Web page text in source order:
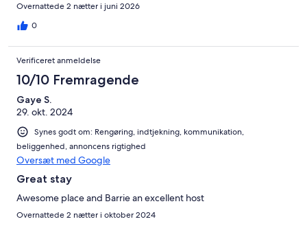
Overnattede 2 nætter i juni 2026
0
Verificeret anmeldelse
10/10 Fremragende
Gaye S.
29. okt. 2024
Synes godt om: Rengøring, indtjekning, kommunikation,
beliggenhed, annoncens rigtighed
Oversæt med Google
Great stay
Awesome place and Barrie an excellent host
Overnattede 2 nætter i oktober 2024